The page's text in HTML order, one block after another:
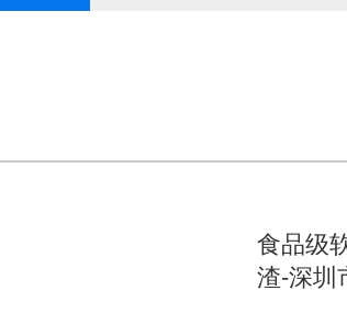
食品级
渣-深圳